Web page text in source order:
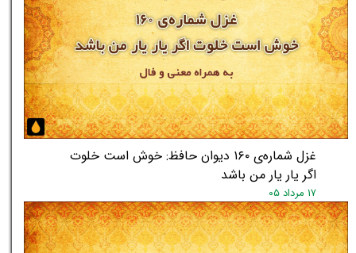
غزل شماره‌ی ۱۶۰ دیوان حافظ: خوش است خلوت
اگر یار یار من باشد
۱۷ مرداد ۰۵